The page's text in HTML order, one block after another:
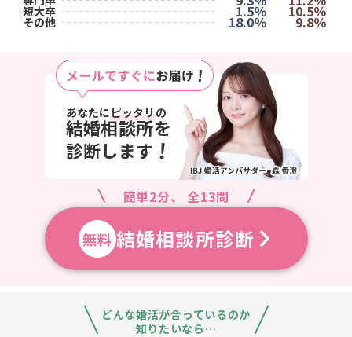
短大卒 1.5％ 10.5％
その他 18.0％ 9.8％
あなたにピッタリの
結婚相談所を
診断します !
簡単2分、 全13問
無料 結婚相談所診断
どんな婚活が合っているのか
知りたいなら…